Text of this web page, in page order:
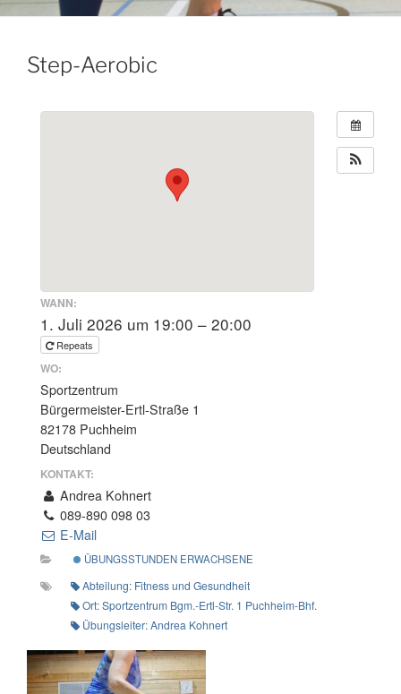
Step-Aerobic
WANN:
1. Juli 2026 um 19:00 – 20:00
Repeats
WO:
Sportzentrum
Bürgermeister-Ertl-Straße 1
82178 Puchheim
Deutschland
KONTAKT:
Andrea Kohnert
089-890 098 03
E-Mail
ÜBUNGSSTUNDEN ERWACHSENE
Abteilung: Fitness und Gesundheit
Ort: Sportzentrum Bgm.-Ertl-Str. 1 Puchheim-Bhf.
Übungsleiter: Andrea Kohnert